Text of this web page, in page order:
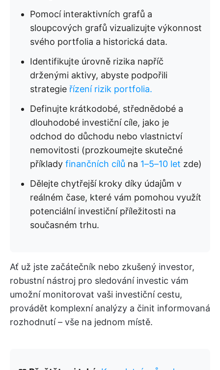
Pomocí interaktivních grafů a
sloupcových grafů vizualizujte výkonnost
svého portfolia a historická data.
Identifikujte úrovně rizika napříč
drženými aktivy, abyste podpořili
strategie řízení rizik portfolia.
Definujte krátkodobé, střednědobé a
dlouhodobé investiční cíle, jako je
odchod do důchodu nebo vlastnictví
nemovitosti (prozkoumejte skutečné
příklady finančních cílů na 1–5–10 let zde)
Dělejte chytřejší kroky díky údajům v
reálném čase, které vám pomohou využít
potenciální investiční příležitosti na
současném trhu.
Ať už jste začátečník nebo zkušený investor,
robustní nástroj pro sledování investic vám
umožní monitorovat vaši investiční cestu,
provádět komplexní analýzy a činit informovaná
rozhodnutí – vše na jednom místě.